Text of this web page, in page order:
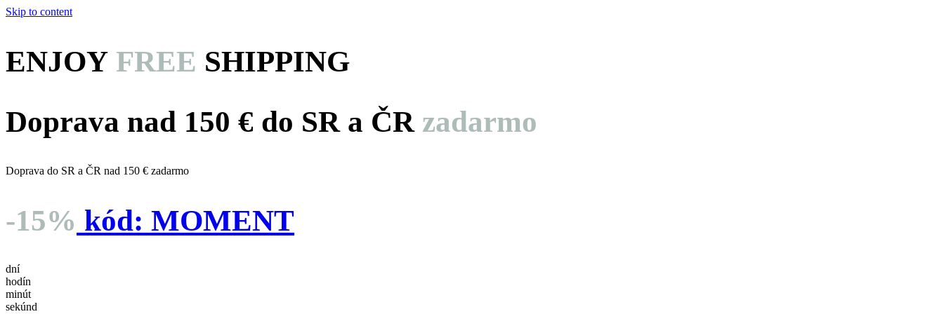
Skip to content
ENJOY FREE SHIPPING
Doprava nad 150 € do SR a ČR zadarmo
Doprava do SR a ČR nad 150 € zadarmo
-15% kód: MOMENT
dní
hodín
minút
sekúnd